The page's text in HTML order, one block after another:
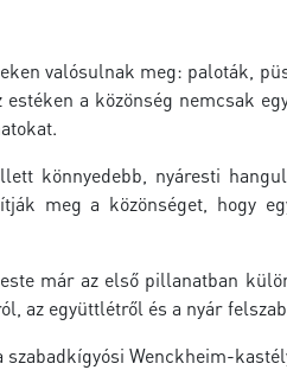
valósulnak meg: paloták,
a közönség nemcsak
könnyedebb, nyáresti
meg a közönséget, hogy
már az első pillanatban
az együttlétről és a nyár
Wenckheim-